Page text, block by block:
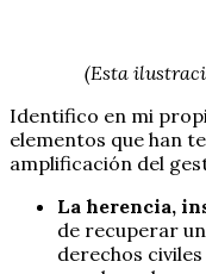
(Esta
Identifico en mi
elementos que han
amplificación del
La herencia,
de recuperar
derechos